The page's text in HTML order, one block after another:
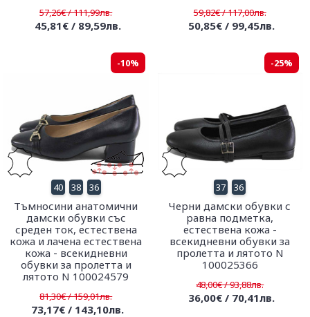
57,26€ / 111,99лв.
45,81€ / 89,59лв.
59,82€ / 117,00лв.
50,85€ / 99,45лв.
-10%
40 38 36
Тъмносини анатомични
дамски обувки със
среден ток, естествена
кожа и лачена естествена
кожа - всекидневни
обувки за пролетта и
лятото N 100024579
81,30€ / 159,01лв.
73,17€ / 143,10лв.
-25%
37 36
Черни дамски обувки с
равна подметка,
естествена кожа -
всекидневни обувки за
пролетта и лятото N
100025366
48,00€ / 93,88лв.
36,00€ / 70,41лв.